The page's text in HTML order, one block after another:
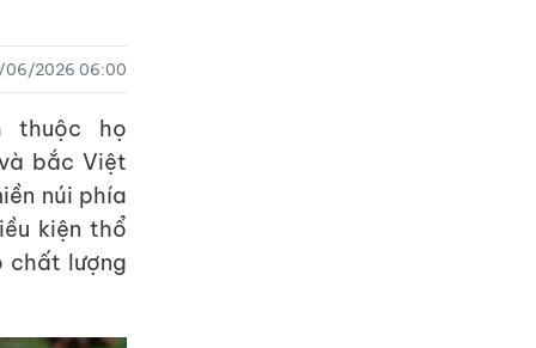
06/2026 06:00
thuộc họ
bắc Việt
núi phía
kiện thổ
chất lượng